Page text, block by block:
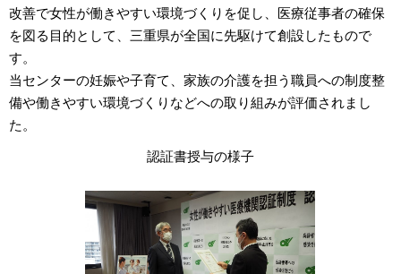
改善で女性が働きやすい環境づくりを促し、医療従事者の確保
を図る目的として、三重県が全国に先駆けて創設したもので
す。
当センターの妊娠や子育て、家族の介護を担う職員への制度整
備や働きやすい環境づくりなどへの取り組みが評価されまし
た。
認証書授与の様子